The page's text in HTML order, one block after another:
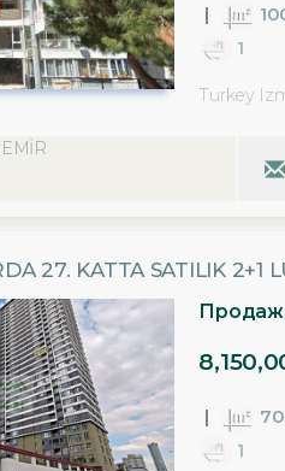
1
Turkey
27. KATTA SATILIK 2+1
1